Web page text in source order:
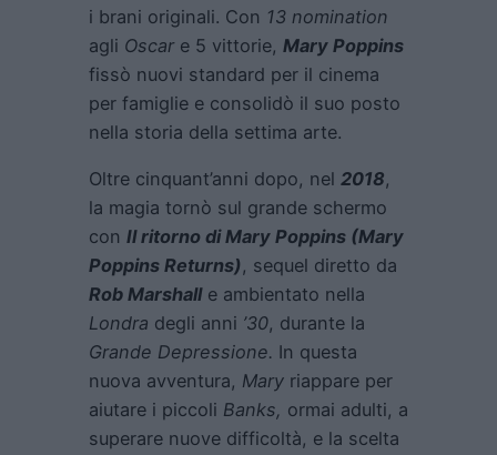
i brani originali. Con 13 nomination
agli Oscare 5 vittorie, Mary Poppins
fissò nuovi standard per il cinema
per famiglie e consolidò il suo posto
nella storia della settima arte.
Oltre cinquant’anni dopo, nel 2018,
la magia tornò sul grande schermo
con Il ritorno di Mary Poppins (Mary
Poppins Returns) , sequel diretto da
Rob Marshalle ambientato nella
Londra degli anni ’30, durante la
Grande Depressione. In questa
nuova avventura, Mary riappare per
aiutare i piccoli Banks, ormai adulti, a
superare nuove difficoltà, e la scelta